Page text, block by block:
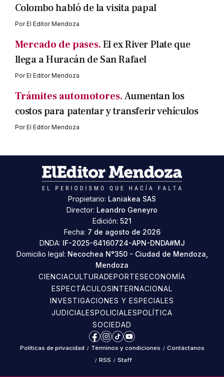
Colombo habló de la visita papal
PorEl Editor Mendoza
Mercado de pases.El ex River Plate que
llega a Huracán de San Rafael
PorEl Editor Mendoza
Trámites automotores.Aumentan los
costos para patentar y transferir vehículos
PorEl Editor Mendoza
Propietario: Laniakea SAS
Director: Leandro Geneyro
Edición: 521
Fecha: 7 de agosto de 2026
DNDA: IF-2025-64160724-APN-DNDA#MJ
Domicilio legal: Necochea N°350 - Ciudad de Mendoza,
Mendoza
CIENCIACULTURADEPORTESECONOMÍA
ESPECTÁCULOSINTERNACIONAL
INVESTIGACIONES Y ESPECIALES
JUDICIALESPOLICIALESPOLÍTICA
SOCIEDAD
Facebook
Instagram
TikTokYouTube
Políticas de privacidad / Términos y condiciones / Contáctanos
/ RSS / Staff